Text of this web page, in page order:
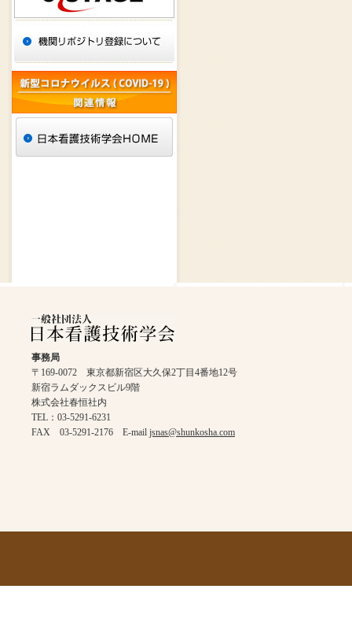
事務局
〒169-0072 東京都新宿区大久保2丁目4番地12号
新宿ラムダックスビル9階
株式会社春恒社内
TEL：03-5291-6231
FAX 03-5291-2176 E-mail jsnas@shunkosha.com